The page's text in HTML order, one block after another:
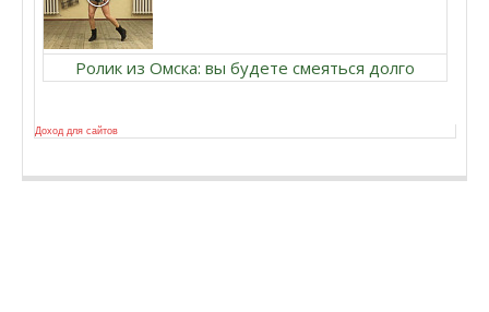
Ролик из Омска: вы будете смеяться долго
Доход для сайтов